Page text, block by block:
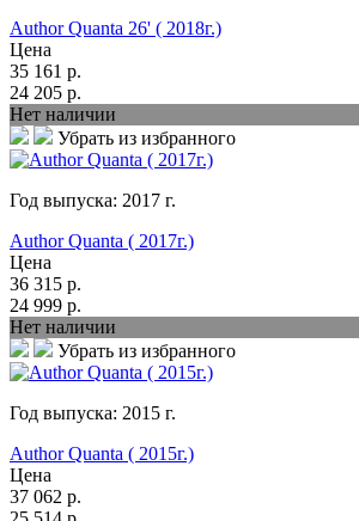
Author Quanta 26' ( 2018г.)
Цена
35 161 р.
24 205 р.
Нет наличии
Убрать из избранного
Год выпуска: 2017 г.
Author Quanta ( 2017г.)
Цена
36 315 р.
24 999 р.
Нет наличии
Убрать из избранного
Год выпуска: 2015 г.
Author Quanta ( 2015г.)
Цена
37 062 р.